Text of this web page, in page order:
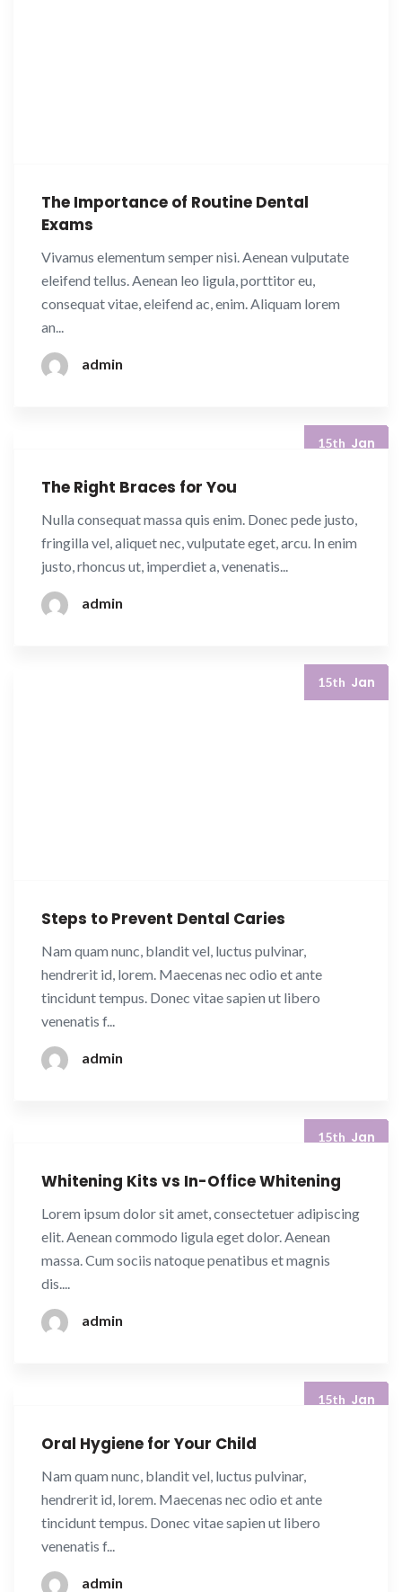
The Importance of Routine Dental
Exams
Vivamus elementum semper nisi. Aenean vulputate
eleifend tellus. Aenean leo ligula, porttitor eu,
consequat vitae, eleifend ac, enim. Aliquam lorem
an...
admin
15th Jan
The Right Braces for You
Nulla consequat massa quis enim. Donec pede justo,
fringilla vel, aliquet nec, vulputate eget, arcu. In enim
justo, rhoncus ut, imperdiet a, venenatis...
admin
15th Jan
Steps to Prevent Dental Caries
Nam quam nunc, blandit vel, luctus pulvinar,
hendrerit id, lorem. Maecenas nec odio et ante
tincidunt tempus. Donec vitae sapien ut libero
venenatis f...
admin
15th Jan
Whitening Kits vs In-Office Whitening
Lorem ipsum dolor sit amet, consectetuer adipiscing
elit. Aenean commodo ligula eget dolor. Aenean
massa. Cum sociis natoque penatibus et magnis
dis....
admin
15th Jan
Oral Hygiene for Your Child
Nam quam nunc, blandit vel, luctus pulvinar,
hendrerit id, lorem. Maecenas nec odio et ante
tincidunt tempus. Donec vitae sapien ut libero
venenatis f...
admin